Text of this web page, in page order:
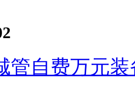
管自费万元